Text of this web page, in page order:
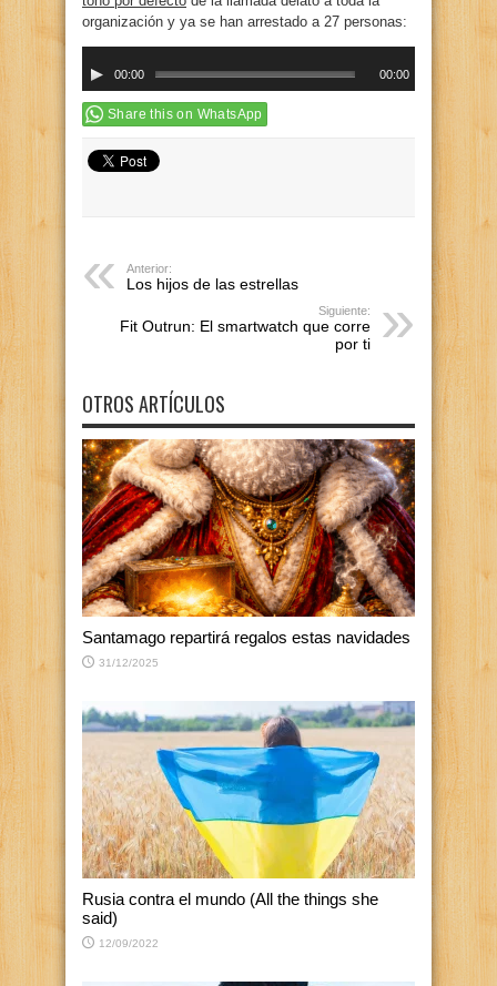
organización y ya se han arrestado a 27 personas:
de
00:00 00:00
Share this on WhatsApp
Anterior:
Los hijos de las estrellas
Siguiente:
Fit Outrun: El smartwatch que corre
por ti
OTROS ARTÍCULOS
Santamago repartirá regalos estas navidades
31/12/2025
Rusia contra el mundo (All the things she
said)
12/09/2022